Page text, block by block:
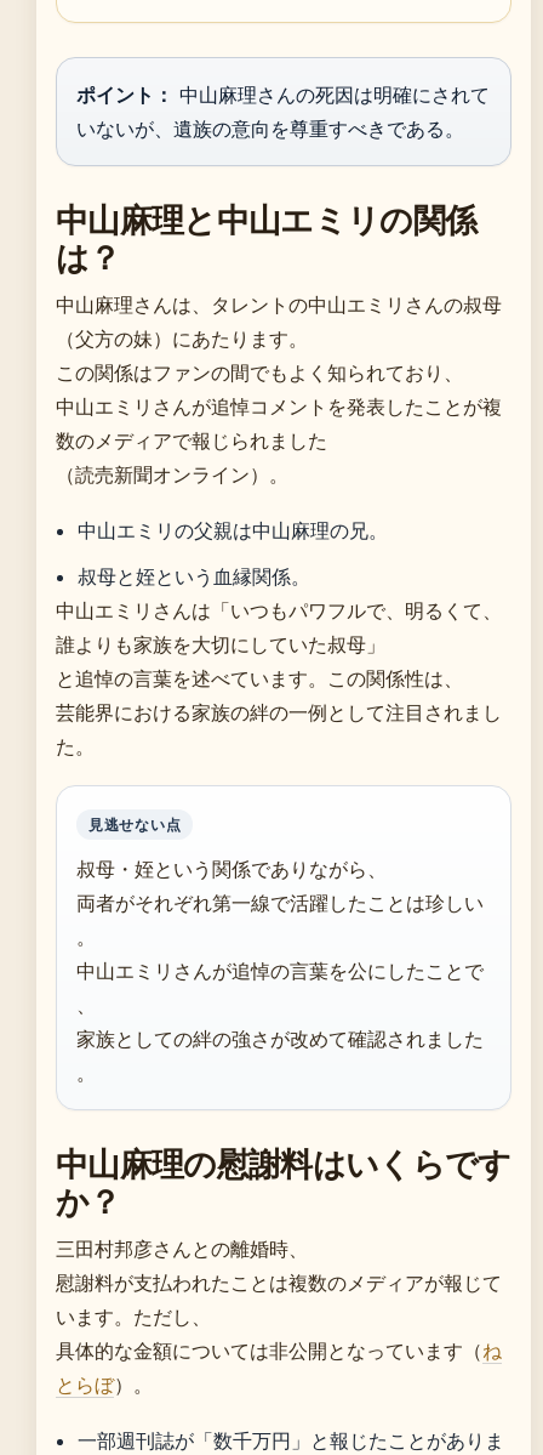
ポイント： 中山麻理さんの死因は明確にされて
いないが、遺族の意向を尊重すべきである。
中山麻理と中山エミリの関係
は？
中山麻理さんは、タレントの中山エミリさんの叔母
（父方の妹）にあたります。
この関係はファンの間でもよく知られており、
中山エミリさんが追悼コメントを発表したことが複
数のメディアで報じられました
（読売新聞オンライン）。
中山エミリの父親は中山麻理の兄。
叔母と姪という血縁関係。
中山エミリさんは「いつもパワフルで、明るくて、
誰よりも家族を大切にしていた叔母」
と追悼の言葉を述べています。この関係性は、
芸能界における家族の絆の一例として注目されまし
た。
見逃せない点
叔母・姪という関係でありながら、
両者がそれぞれ第一線で活躍したことは珍しい
。
中山エミリさんが追悼の言葉を公にしたことで
、
家族としての絆の強さが改めて確認されました
。
中山麻理の慰謝料はいくらです
か？
三田村邦彦さんとの離婚時、
慰謝料が支払われたことは複数のメディアが報じて
います。ただし、
具体的な金額については非公開となっています（ね
とらぼ）。
一部週刊誌が「数千万円」と報じたことがありま